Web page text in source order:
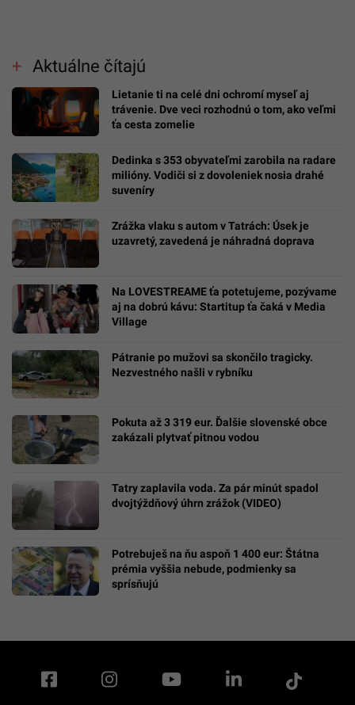
Aktuálne čítajú
Lietanie ti na celé dni ochromí myseľ aj
trávenie. Dve veci rozhodnú o tom, ako veľmi
ťa cesta zomelie
Dedinka s 353 obyvateľmi zarobila na radare
milióny. Vodiči si z dovoleniek nosia drahé
suveníry
Zrážka vlaku s autom v Tatrách: Úsek je
uzavretý, zavedená je náhradná doprava
Na LOVESTREAME ťa potetujeme, pozývame
aj na dobrú kávu: Startitup ťa čaká v Media
Village
Pátranie po mužovi sa skončilo tragicky.
Nezvestného našli v rybníku
Pokuta až 3 319 eur. Ďalšie slovenské obce
zakázali plytvať pitnou vodou
Tatry zaplavila voda. Za pár minút spadol
dvojtýždňový úhrn zrážok (VIDEO)
Potrebuješ na ňu aspoň 1 400 eur: Štátna
prémia vyššia nebude, podmienky sa
sprísňujú